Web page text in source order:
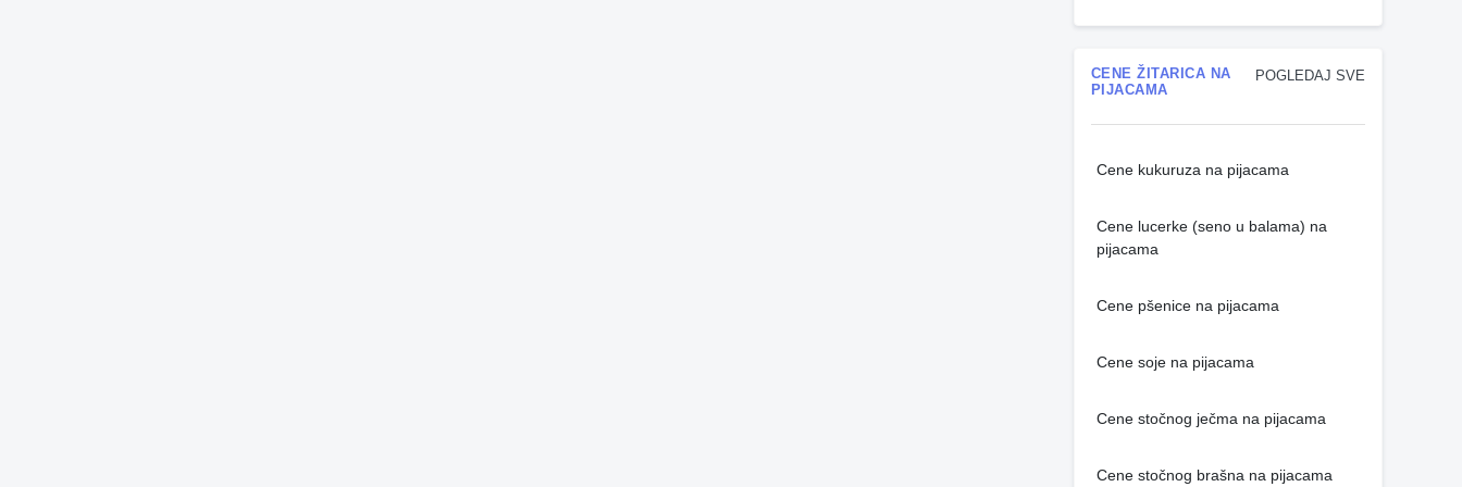
POGLEDAJ SVE
CENE ŽITARICA NA
PIJACAMA
Cene kukuruza na pijacama
Cene lucerke (seno u balama) na
pijacama
Cene pšenice na pijacama
Cene soje na pijacama
Cene stočnog ječma na pijacama
Cene stočnog brašna na pijacama